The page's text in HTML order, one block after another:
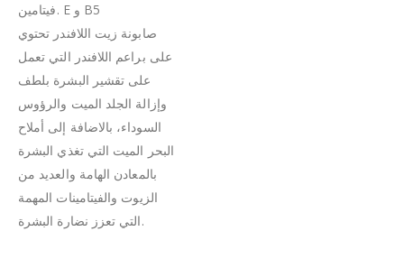
فيتامين. E و B5
صابونة زيت اللافندر تحتوي
على براعم اللافندر التي تعمل
على تقشير البشرة بلطف
وإزالة الجلد الميت والرؤوس
السوداء، بالاضافة إلى أملاح
البحر الميت التي تغذي البشرة
بالمعادن الهامة والعديد من
الزيوت والفيتامينات المهمة
التي تعزز نضارة البشرة.